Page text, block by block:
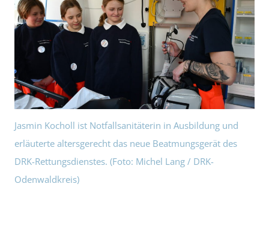
Jasmin Kocholl ist Notfallsanitäterin in Ausbildung und
erläuterte altersgerecht das neue Beatmungsgerät des
DRK-Rettungsdienstes. (Foto: Michel Lang / DRK-
Odenwaldkreis)